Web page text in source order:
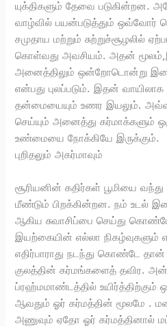
யுக்திகளும் தேவை படுகின்றன.
வாழ்வில் பயன்படுத்தும் ஒவ்வோர்
சமுதாய மற்றும் சுற்றுச்சூழலில்
கொள்வது அவசியம். அதன்
அனைத்திலும் ஒன்றோடொன்று
என்பது புலப்படும். இதன் வாயிலாக
தன்மையையும் உணர இயலும்.
செய்யும் அனைத்து கர்மாக்களும்
உண்மையை நோக்கியே இருக்கும்.
புறிதலும் அகர்மாவும்
சூரியனின் கதிர்கள் பூமியை
மீண்டும் பிறக்கின்றன. நம் உடல்
ஆகிய சுவாசிப்பை செய்து
இயற்கையின் எல்லா நிகழ்வுகளும்
எதிர்பாராது நடந்து கொண்டே
குலத்தின் கர்மங்களைத் தவிர.
ப்ரஹ்மமாண்டத்தில்
ஆவதும் ஓர் கர்மத்தின் மூலமே .
அணுவும் ஏதோ ஓர் கர்மத்தினால்